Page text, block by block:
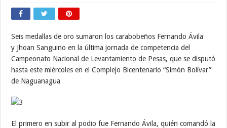
Seis medallas de oro sumaron los carabobeños Fernando Ávila
y Jhoan Sanguino en la última jornada de competencia del
Campeonato Nacional de Levantamiento de Pesas, que se disputó
hasta este miércoles en el Complejo Bicentenario “Simón Bolívar”
de Naguanagua
El primero en subir al podio fue Fernando Ávila, quién comandó la